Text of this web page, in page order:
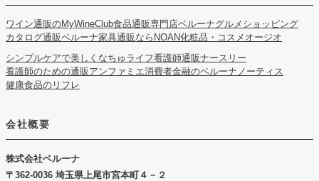
ワイン通販のMyWineClub食品通販専門店ベルーナグルメショッピング
カタログ通販ベルーナ家具通販ならNOAN化粧品・コスメオージオ
シンプルケアで美しくなちゅライフ看護師通販ナースリー
看護師のための通販アンファミエ消費者金融のベルーナノーティス
健康食品のリフレ
会社概要
株式会社ベルーナ
362-0036 埼玉県上尾市宮本町４－２